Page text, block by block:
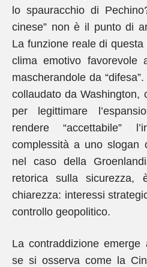
lo spauracchio di
cinese” non è il punto di
La funzione reale di
clima emotivo favorevole
mascherandole da
collaudato da Washington,
per legittimare
rendere “accettabile”
complessità a uno slogan
nel caso della
retorica sulla sicurezza,
chiarezza: interessi
controllo geopolitico.
La contraddizione emerge
se si osserva come la